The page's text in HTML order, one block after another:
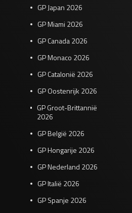
GP Japan 2026
GP Miami 2026
GP Canada 2026
GP Monaco 2026
GP Catalonië 2026
GP Oostenrijk 2026
GP Groot-Brittannië
2026
GP België 2026
GP Hongarije 2026
GP Nederland 2026
GP Italië 2026
GP Spanje 2026